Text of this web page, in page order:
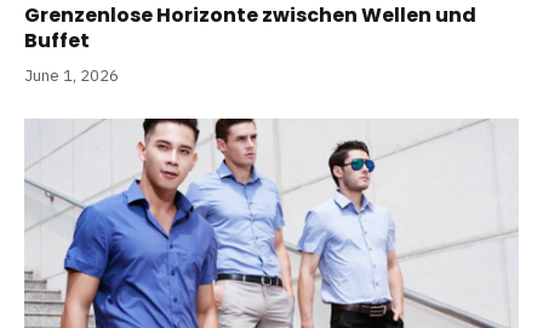
Grenzenlose Horizonte zwischen Wellen und
Buffet
June 1, 2026